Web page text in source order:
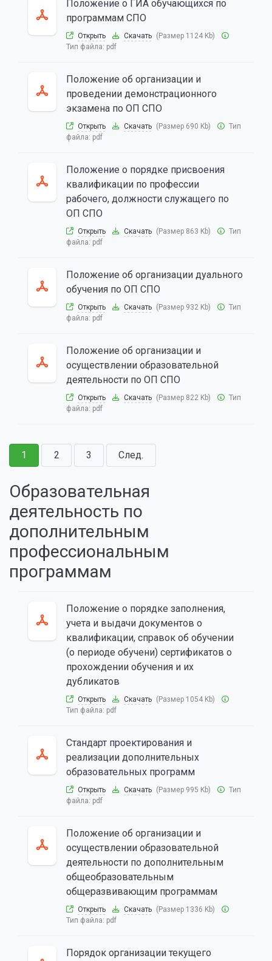
Положение о ГИА обучающихся по
программам СПО
Открыть Скачать (Размер 1124 Kb)
Тип файла: pdf
Положение об организации и
проведении демонстрационного
экзамена по ОП СПО
Открыть Скачать (Размер 690 Kb)
Тип
файла: pdf
Положение о порядке присвоения
квалификации по профессии
рабочего, должности служащего по
ОП СПО
Открыть Скачать (Размер 863 Kb)
Тип
файла: pdf
Положение об организации дуального
обучения по ОП СПО
Открыть Скачать (Размер 932 Kb)
Тип
файла: pdf
Положение об организации и
осуществлении образовательной
деятельности по ОП СПО
Открыть Скачать (Размер 822 Kb)
Тип
файла: pdf
1 2 3 След.
Образовательная
деятельность по
дополнительным
профессиональным
программам
Положение о порядке заполнения,
учета и выдачи документов о
квалификации, справок об обучении
(о периоде обучени) сертификатов о
прохождении обучения и их
дубликатов
Открыть Скачать (Размер 1054 Kb)
Тип файла: pdf
Стандарт проектирования и
реализации дополнительных
образовательных программ
Открыть Скачать (Размер 995 Kb)
Тип
файла: pdf
Положение об организации и
осуществлении образовательной
деятельности по дополнительным
общеобразовательным
общеразвивающим программам
Открыть Скачать (Размер 1336 Kb)
Тип файла: pdf
Порядок организации текущего